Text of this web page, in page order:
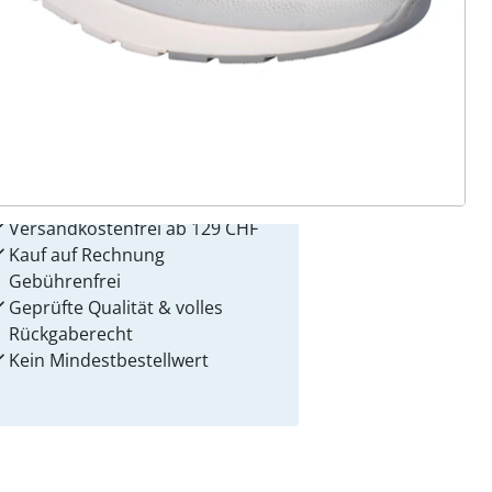
Versandkostenfrei ab 129 CHF
Kauf auf Rechnung
Gebührenfrei
Geprüfte Qualität & volles
Rückgaberecht
Kein Mindest­bestellwert